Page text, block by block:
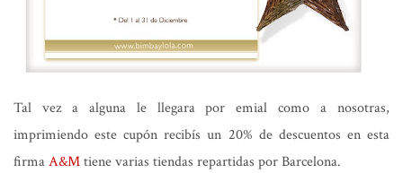
Tal vez a alguna le llegara por emial como a nosotras,
imprimiendo este cupón recibís un 20% de descuentos en esta
firmaA&Mtiene varias tiendas repartidas por Barcelona.